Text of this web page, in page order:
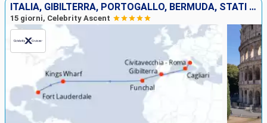
ITALIA, GIBILTERRA, PORTOGALLO, BERMUDA, STATI UNITI
15 giorni, Celebrity Ascent